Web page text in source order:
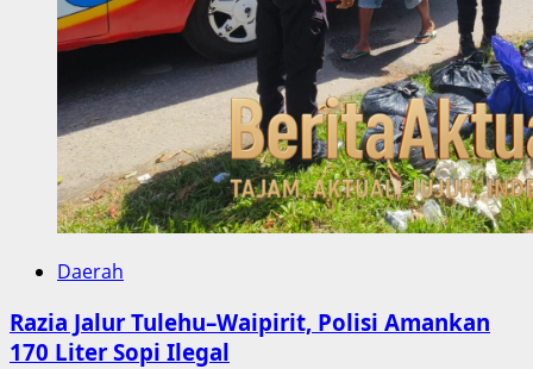
Daerah
Razia Jalur Tulehu–Waipirit, Polisi Amankan
170 Liter Sopi Ilegal